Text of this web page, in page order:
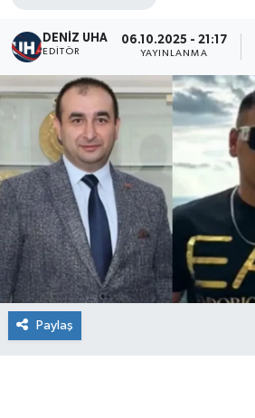
DENİZ UHA
EDITÖR
06.10.2025 - 21:17
YAYINLANMA
Paylaş